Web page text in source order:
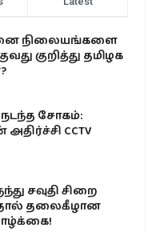
நிலையங்களை
குறித்து தமிழக
நடந்த சோகம்:
CCTV
சவுதி சிறை
தலைகீழான